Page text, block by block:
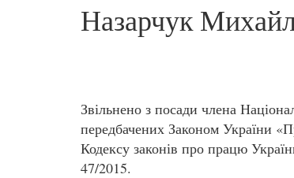
Назарчук
Звільнено з посади члена
передбачених Законом України
Кодексу законів про працю
47/2015.